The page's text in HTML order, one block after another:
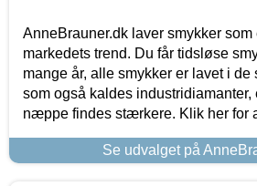
AnneBrauner.dk laver smykker som
markedets trend. Du får tidsløse
mange år, alle smykker er lavet i de
som også kaldes industridiamanter,
næppe findes stærkere. Klik her for
Se udvalget på